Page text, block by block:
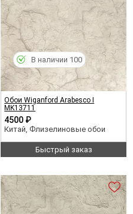
Обои Wiganford Arabesco I
MK13711
4500 ₽
Китай, Флизелиновые обои
Быстрый заказ
В наличии 100